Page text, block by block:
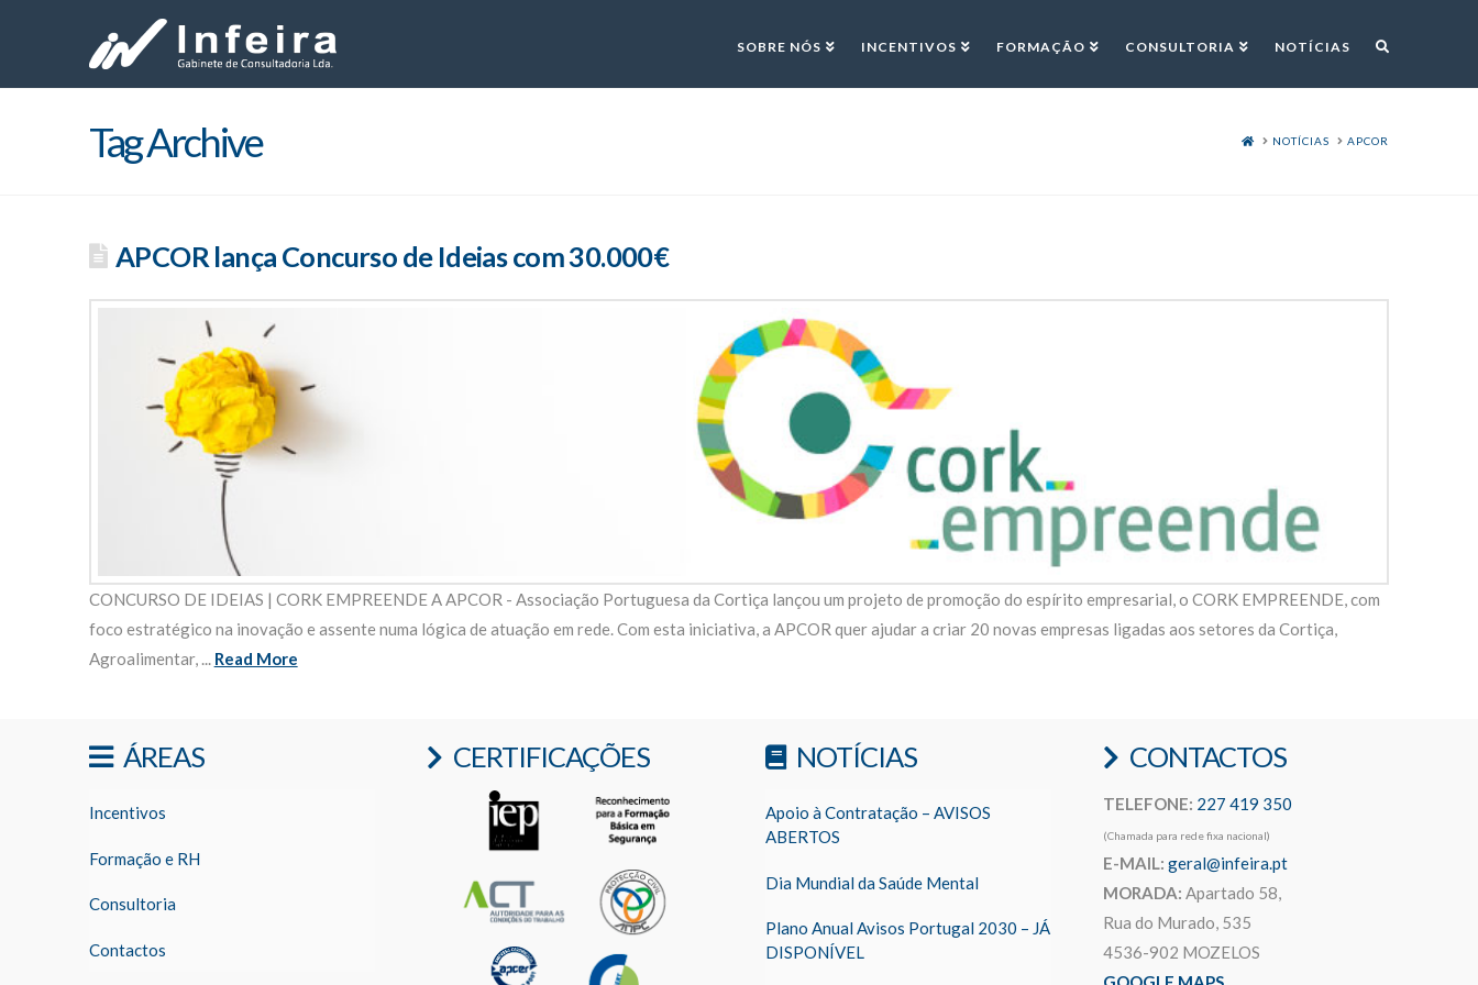
SOBRE NÓS INCENTIVOS FORMAÇÃO CONSULTORIA NOTÍCIAS
Tag Archive HOMENOTÍCIAS APCOR
APCOR lança Concurso de Ideias com 30.000€
CONCURSO DE IDEIAS | CORK EMPREENDE A APCOR - Associação Portuguesa da Cortiça lançou um projeto de promoção do espírito empresarial, o CORK EMPREENDE, com
foco estratégico na inovação e assente numa lógica de atuação em rede. Com esta iniciativa, a APCOR quer ajudar a criar 20 novas empresas ligadas aos setores da Cortiça,
Agroalimentar, ... Read More
ÁREAS
Incentivos
Formação e RH
Consultoria
Contactos
CERTIFICAÇÕES NOTÍCIAS
Apoio à Contratação – AVISOS
ABERTOS
Dia Mundial da Saúde Mental
Plano Anual Avisos Portugal 2030 – JÁ
DISPONÍVEL
CONTACTOS
TELEFONE: 227 419 350
(Chamada para rede fixa nacional)
E-MAIL: geral@infeira.pt
MORADA: Apartado 58,
Rua do Murado, 535
4536-902 MOZELOS